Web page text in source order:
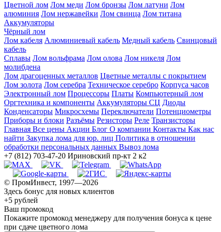
Цветной лом Лом меди Лом бронзы Лом латуни Лом
алюминия Лом нержавейки Лом свинца Лом титана
Аккумуляторы
Чёрный лом
Лом кабеля Алюминиевый кабель Медный кабель Свинцовый
кабель
Сплавы Лом вольфрама Лом олова Лом никеля Лом
молибдена
Лом драгоценных металлов Цветные металлы с покрытием
Лом золота Лом серебра Техническое серебро Корпуса часов
Электронный лом Процессоры Платы Компьютерный лом
Оргтехника и компоненты Аккумуляторы СЦ Диоды
Конденсаторы Микросхемы Переключатели Потенциометры
Приборы и блоки Разъёмы Резисторы Реле Транзисторы
Главная Все цены Акции Блог О компании Контакты Как нас
найти Закупка лома для юр. лиц Политика в отношении
обработки персональных данных Вывоз лома
+7 (812) 703-47-20 Ириновский пр-кт 2 к2
© ПромИнвест, 1997—2026
Здесь бонус для новых клиентов
+5 рублей
Ваш промокод
Покажите промокод менеджеру для получения бонуса к цене
при сдаче цветного лома